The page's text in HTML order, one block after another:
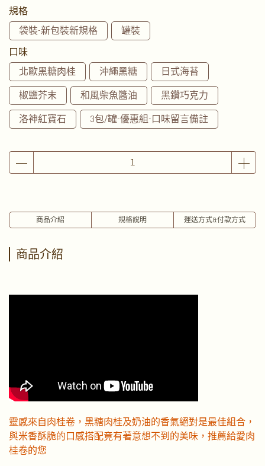
規格
袋裝-新包裝新規格
罐裝
口味
北歐黑糖肉桂
沖繩黑糖
日式海苔
椒鹽芥末
和風柴魚醬油
黑鑽巧克力
洛神紅寶石
3包/罐-優惠組-口味留言備註
商品介紹 規格說明 運送方式&付款方式
商品介紹
靈感來自肉桂卷，黑糖肉桂及奶油的香氣絕對是最佳組合，
與米香酥脆的口感搭配竟有著意想不到的美味，推薦給愛肉
桂卷的您